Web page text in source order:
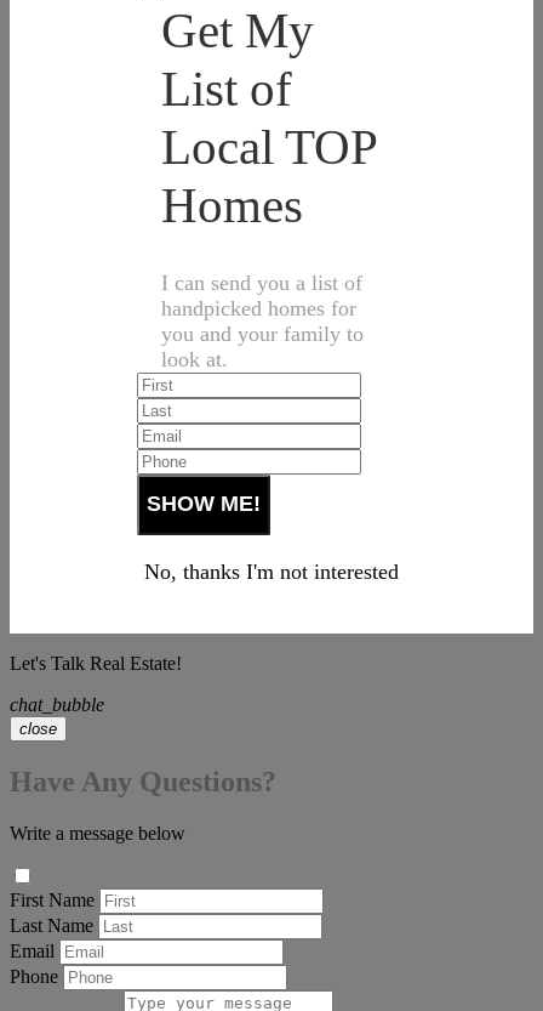
Get My
List of
Local TOP
Homes
I can send you a list of
handpicked homes for
you and your family to
look at.
No, thanks I'm not interested
Let's Talk Real Estate!
chat_bubble
close
Have Any Questions?
Write a message below
First Name
Last Name
Email
Phone